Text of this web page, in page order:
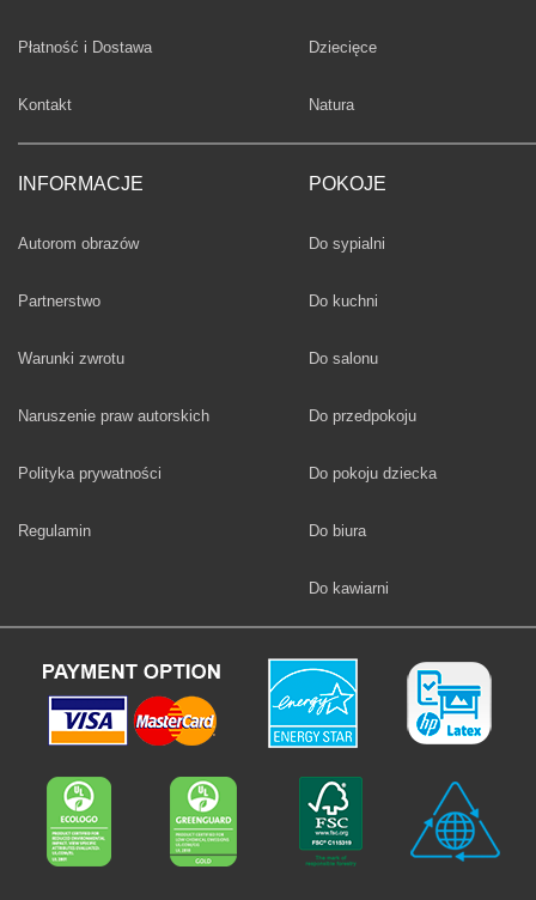
Płatność i Dostawa
Kontakt
INFORMACJE
Autorom obrazów
Partnerstwo
Warunki zwrotu
Naruszenie praw autorskich
Polityka prywatności
Regulamin
Fototapety
Dziecięce
Fototapety
Natura
POKOJE
Fototapety
Do sypialni
Fototapety
Do kuchni
Fototapety
Do salonu
Fototapety
Do przedpokoju
Fototapety
Do pokoju dziecka
Fototapety
Do biura
Fototapety
Do kawiarni